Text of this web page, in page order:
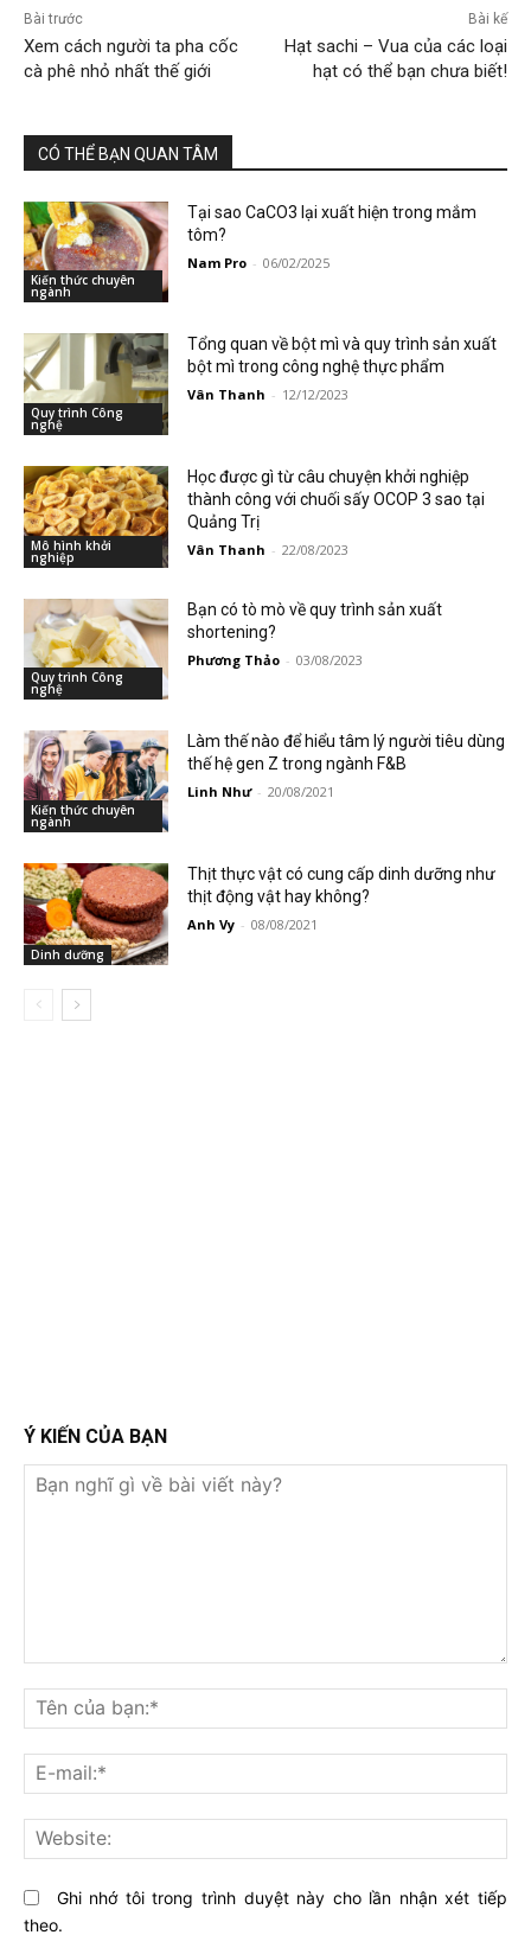
Bài trước
Xem cách người ta pha cốc
cà phê nhỏ nhất thế giới
Bài kế
Hạt sachi – Vua của các loại
hạt có thể bạn chưa biết!
CÓ THỂ BẠN QUAN TÂM
Kiến thức chuyên
ngành
Tại sao CaCO3 lại xuất hiện trong mắm
tôm?
Nam Pro - 06/02/2025
Quy trình Công
nghệ
Tổng quan về bột mì và quy trình sản xuất
bột mì trong công nghệ thực phẩm
Vân Thanh - 12/12/2023
Mô hình khởi
nghiệp
Học được gì từ câu chuyện khởi nghiệp
thành công với chuối sấy OCOP 3 sao tại
Quảng Trị
Vân Thanh - 22/08/2023
Quy trình Công
nghệ
Bạn có tò mò về quy trình sản xuất
shortening?
Phương Thảo - 03/08/2023
Kiến thức chuyên
ngành
Làm thế nào để hiểu tâm lý người tiêu dùng
thế hệ gen Z trong ngành F&B
Linh Như - 20/08/2021
Dinh dưỡng
Thịt thực vật có cung cấp dinh dưỡng như
thịt động vật hay không?
Anh Vy - 08/08/2021
Ý KIẾN CỦA BẠN
nghĩ
gì
về
bài
viết
này?
Ghi nhớ tôi trong trình duyệt này cho lần nhận xét tiếp
theo.